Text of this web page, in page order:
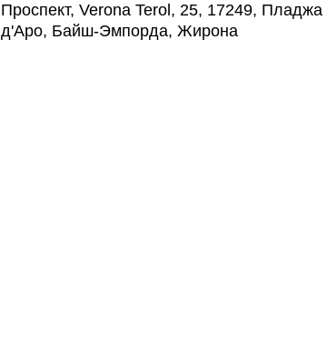
Проспект, Verona Terol, 25, 17249,
д'Аро, Байш-Эмпорда, Жирона